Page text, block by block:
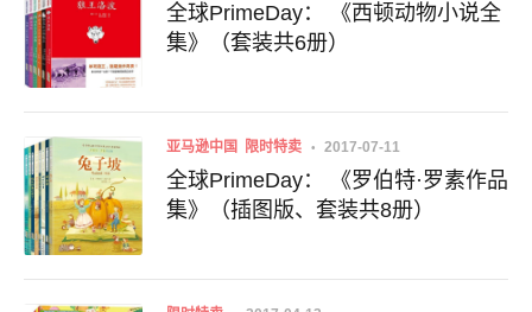
全球PrimeDay： 《西顿动物小说全
集》（套装共6册）
亚马逊中国 限时特卖 2017-07-11
全球PrimeDay： 《罗伯特·罗素作品
集》（插图版、套装共8册）